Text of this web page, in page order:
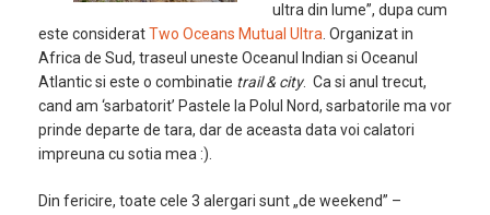
ultra din lume”, dupa cum
este consideratTwo Oceans Mutual Ultra . Organizat in
Africa de Sud, traseul uneste Oceanul Indian si Oceanul
Atlantic si este o combinatie trail & city. Ca si anul trecut,
cand am ‘sarbatorit’ Pastele la Polul Nord, sarbatorile ma vor
prinde departe de tara, dar de aceasta data voi calatori
impreuna cu sotia mea :).
Din fericire, toate cele 3 alergari sunt „de weekend” –